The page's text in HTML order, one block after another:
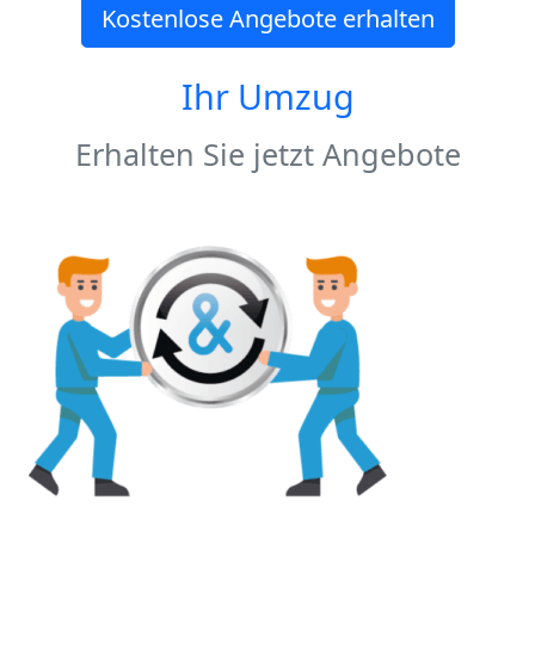
Kostenlose Angebote erhalten
Ihr Umzug
Erhalten Sie jetzt Angebote